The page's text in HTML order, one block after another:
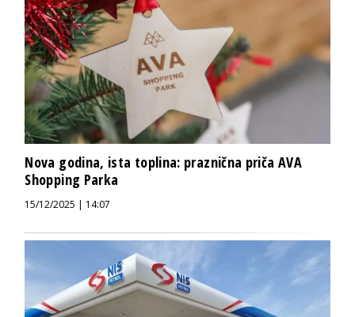
Nova godina, ista toplina: praznična priča AVA
Shopping Parka
15/12/2025 | 14:07